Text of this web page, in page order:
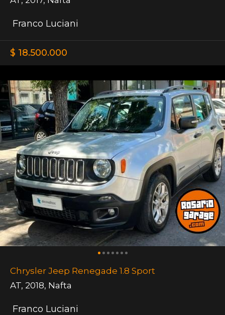
Franco Luciani
$ 18.500.000
Chrysler Jeep Renegade 1.8 Sport
AT, 2018, Nafta
Franco Luciani